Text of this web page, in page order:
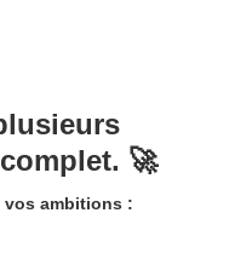
🚀
ambitions :